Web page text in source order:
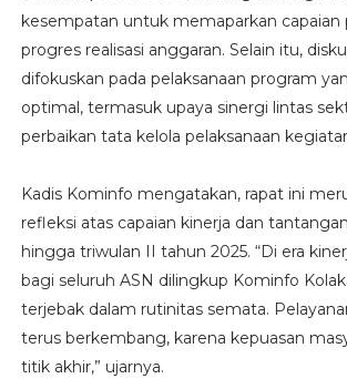
kesempatan untuk memaparkan capaian
progres realisasi anggaran. Selain itu,
difokuskan pada pelaksanaan program
optimal, termasuk upaya sinergi lintas
perbaikan tata kelola pelaksanaan
Kadis Kominfo mengatakan, rapat ini
refleksi atas capaian kinerja dan
hingga triwulan II tahun 2025. “Di era
bagi seluruh ASN dilingkup Kominfo
terjebak dalam rutinitas semata.
terus berkembang, karena kepuasan
titik akhir,” ujarnya.